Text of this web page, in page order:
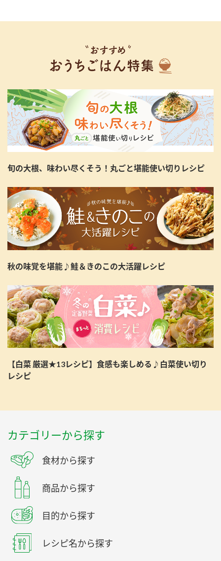
旬の大根、味わい尽くそう！丸ごと堪能使い切りレシピ
秋の味覚を堪能♪鮭＆きのこの大活躍レシピ
【白菜 厳選★13レシピ】食感も楽しめる♪白菜使い切り
レシピ
カテゴリーから探す
食材から探す
商品から探す
目的から探す
レシピ名から探す